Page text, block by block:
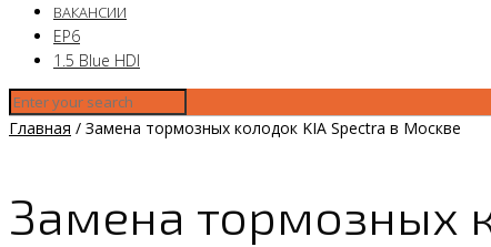
ВАКАНСИИ
EP6
1.5 Blue HDI
Главная / Замена тормозных колодок KIA Spectra в Москве
Замена тормозных